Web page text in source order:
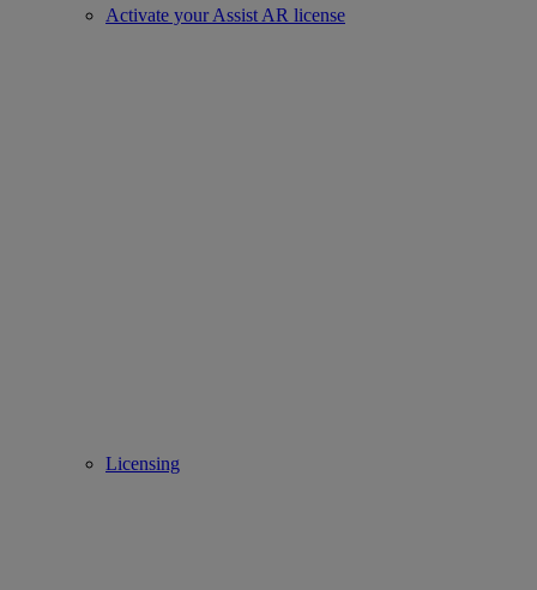
Activate your Assist AR license
Licensing